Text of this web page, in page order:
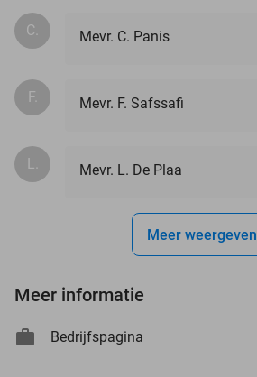
C. Mevr. C. Panis
F. Mevr. F. Safssafi
L. Mevr. L. De Plaa
Meer weergeven
Meer informatie
Bedrijfspagina